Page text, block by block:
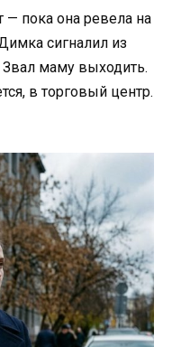
— пока она ревела на
сигналил из
маму выходить.
в торговый центр.